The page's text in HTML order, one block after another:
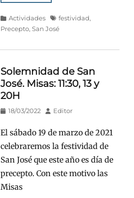
Categorías
Actividades Etiquetas
festividad,
Precepto,San José
Solemnidad de San
José. Misas: 11:30, 13 y
20H
Publicado
18/03/2022 AutorEditor
El sábado 19 de marzo de 2021
celebraremos la festividad de
San José que este año es día de
precepto. Con este motivo las
Misas